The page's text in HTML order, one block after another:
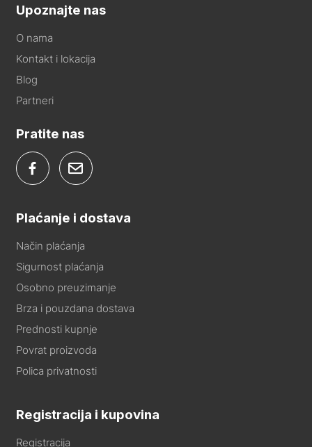
Upoznajte nas
O nama
Kontakt i lokacija
Blog
Partneri
Pratite nas
Plaćanje i dostava
Način plaćanja
Sigurnost plaćanja
Osobno preuzimanje
Brza i pouzdana dostava
Prednosti kupnje
Povrat proizvoda
Polica privatnosti
Registracija i kupovina
Registracija